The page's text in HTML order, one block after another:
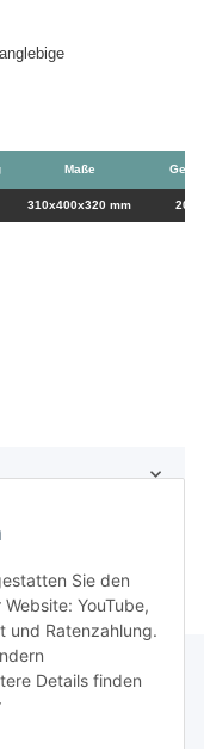
Maße
310x400x320 mm 20
Sie den
YouTube,
und Ratenzahlung.
Details finden